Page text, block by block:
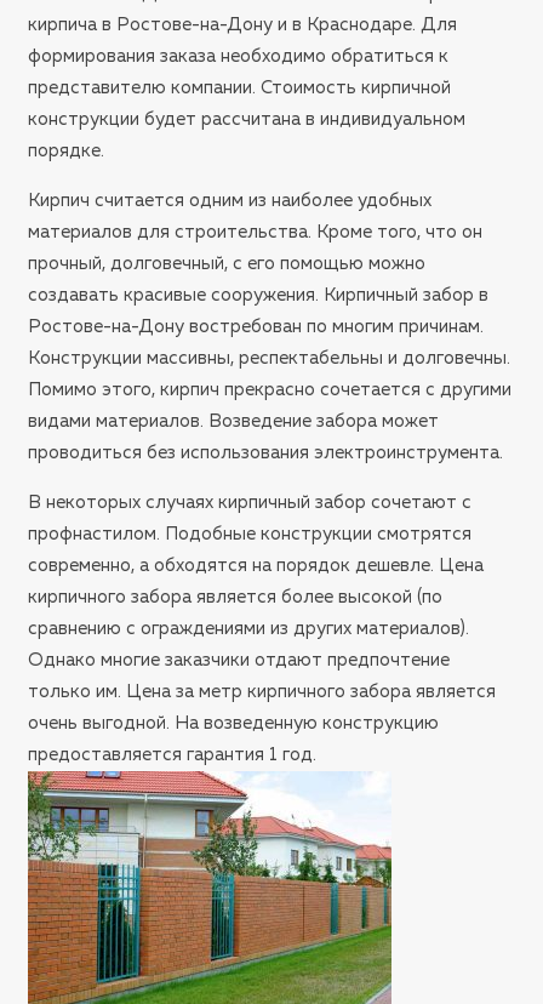
кирпича в Ростове-на-Дону и в Краснодаре. Для
формирования заказа необходимо обратиться к
представителю компании. Стоимость кирпичной
конструкции будет рассчитана в индивидуальном
порядке.
Кирпич считается одним из наиболее удобных
материалов для строительства. Кроме того, что он
прочный, долговечный, с его помощью можно
создавать красивые сооружения. Кирпичный забор в
Ростове-на-Дону востребован по многим причинам.
Конструкции массивны, респектабельны и долговечны.
Помимо этого, кирпич прекрасно сочетается с другими
видами материалов. Возведение забора может
проводиться без использования электроинструмента.
В некоторых случаях кирпичный забор сочетают с
профнастилом. Подобные конструкции смотрятся
современно, а обходятся на порядок дешевле. Цена
кирпичного забора является более высокой (по
сравнению с ограждениями из других материалов).
Однако многие заказчики отдают предпочтение
только им. Цена за метр кирпичного забора является
очень выгодной. На возведенную конструкцию
предоставляется гарантия 1 год.